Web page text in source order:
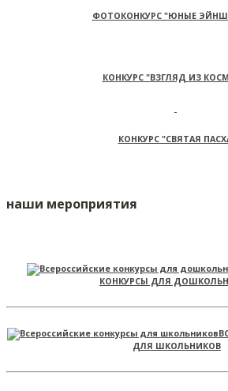
ФОТОКОНКУРС "ЮНЫЕ
КОНКУРС "ВЗГЛЯД ИЗ
КОНКУРС "СВЯТАЯ
наши мероприятия
КОНКУРСЫ ДЛЯ
ДЛЯ ШКОЛЬНИКОВ